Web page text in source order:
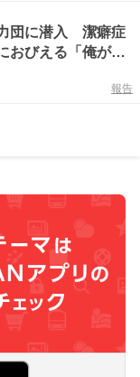
団に潜入 潔癖症
おびえる「俺が潜
つかめる」＜マト
報告